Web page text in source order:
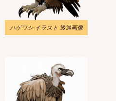
ハゲワシ イラスト 透過画像